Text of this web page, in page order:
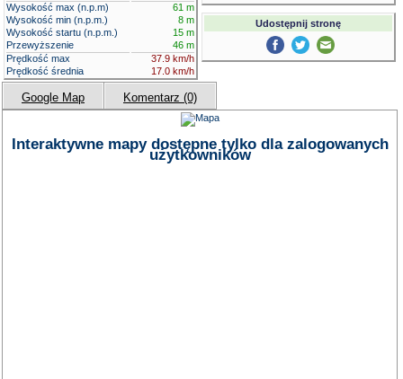
Wysokość max (n.p.m)
61 m
Wysokość min (n.p.m.)
8 m
Wysokość startu (n.p.m.)
15 m
Przewyższenie
46 m
Prędkość max
37.9 km/h
Prędkość średnia
17.0 km/h
Udostępnij stronę
Google Map Komentarz (0)
Interaktywne mapy dostępne tylko dla zalogowanych
użytkowników